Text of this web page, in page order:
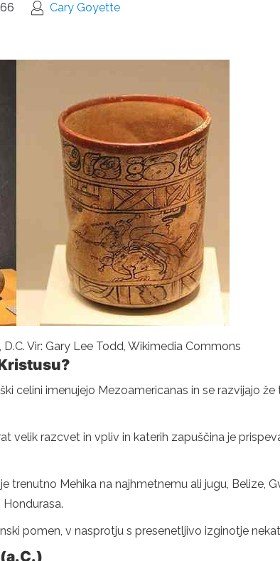
Cary Goyette
Vir: Gary Lee Todd, Wikimedia Commons
celini imenujejo Mezoamericanas in se razvijajo
velik razcvet in vpliv in katerih zapuščina je
Mehika na najhmetnemu ali jugu, Belize,
pomen, v nasprotju s presenetljivo izginotje